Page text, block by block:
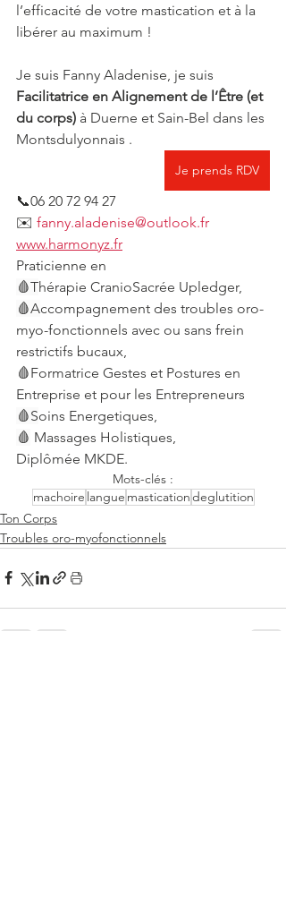
l’efficacité de votre mastication et à la
libérer au maximum !
Je suis Fanny Aladenise, je suis
Facilitatrice en Alignement de l’Être (et
du corps) à Duerne et Sain-Bel dans les
Montsdulyonnais .
Je prends RDV
📞06 20 72 94 27
✉️ fanny.aladenise@outlook.fr
www.harmonyz.fr
Praticienne en
🩸Thérapie CranioSacrée Upledger,
🩸Accompagnement des troubles oro-
myo-fonctionnels avec ou sans frein
restrictifs bucaux,
🩸Formatrice Gestes et Postures en
Entreprise et pour les Entrepreneurs
🩸Soins Energetiques,
🩸 Massages Holistiques,
Diplômée MKDE.
Mots-clés :
machoire langue masticationdeglutition
Ton Corps
Troubles oro-myofonctionnels